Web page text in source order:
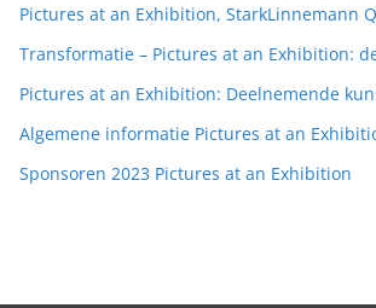
Pictures at an Exhibition, StarkLinnemann
Transformatie – Pictures at an Exhibition:
Pictures at an Exhibition: Deelnemende
Algemene informatie Pictures at an
Sponsoren 2023 Pictures at an Exhibition